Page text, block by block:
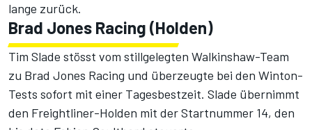
lange zurück.
Brad Jones Racing (Holden)
Tim Slade stösst vom stillgelegten Walkinshaw-Team
zu Brad Jones Racing und überzeugte bei den Winton-
Tests sofort mit einer Tagesbestzeit. Slade übernimmt
den Freightliner-Holden mit der Startnummer 14, den